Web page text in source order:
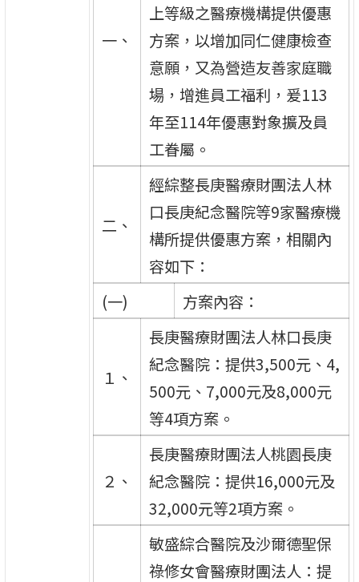
一、
上等級之醫療機構提供優惠
方案，以增加同仁健康檢查
意願，又為營造友善家庭職
場，增進員工福利，爰113
年至114年優惠對象擴及員
工眷屬。
二、
經綜整長庚醫療財團法人林
口長庚紀念醫院等9家醫療機
構所提供優惠方案，相關內
容如下：
(一)
方案內容：
１、
長庚醫療財團法人林口長庚
紀念醫院：提供3,500元、4,
500元、7,000元及8,000元
等4項方案。
２、
長庚醫療財團法人桃園長庚
紀念醫院：提供16,000元及
32,000元等2項方案。
敏盛綜合醫院及沙爾德聖保
祿修女會醫療財團法人：提